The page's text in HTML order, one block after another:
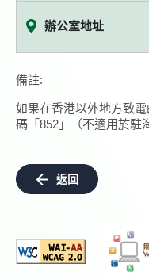
辦公室地址
備註:
如果在香港以外地方致
碼「852」（不適用於駐
返回